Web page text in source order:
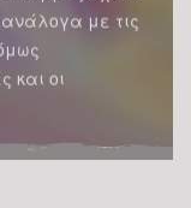
με τις
και οι